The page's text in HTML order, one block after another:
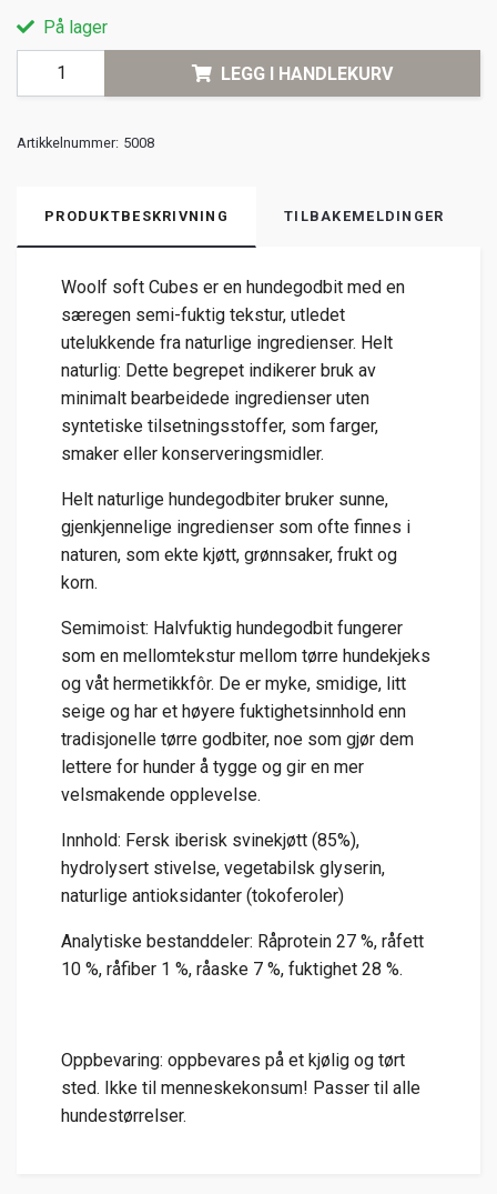
På lager
LEGG I HANDLEKURV
Artikkelnummer: 5008
PRODUKTBESKRIVNING TILBAKEMELDINGER
Woolf soft Cubes er en hundegodbit med en
særegen semi-fuktig tekstur, utledet
utelukkende fra naturlige ingredienser. Helt
naturlig: Dette begrepet indikerer bruk av
minimalt bearbeidede ingredienser uten
syntetiske tilsetningsstoffer, som farger,
smaker eller konserveringsmidler.
Helt naturlige hundegodbiter bruker sunne,
gjenkjennelige ingredienser som ofte finnes i
naturen, som ekte kjøtt, grønnsaker, frukt og
korn.
Semimoist: Halvfuktig hundegodbit fungerer
som en mellomtekstur mellom tørre hundekjeks
og våt hermetikkfôr. De er myke, smidige, litt
seige og har et høyere fuktighetsinnhold enn
tradisjonelle tørre godbiter, noe som gjør dem
lettere for hunder å tygge og gir en mer
velsmakende opplevelse.
Innhold: Fersk iberisk svinekjøtt (85%),
hydrolysert stivelse, vegetabilsk glyserin,
naturlige antioksidanter (tokoferoler)
Analytiske bestanddeler: Råprotein 27 %, råfett
10 %, råfiber 1 %, råaske 7 %, fuktighet 28 %.
Oppbevaring: oppbevares på et kjølig og tørt
sted. Ikke til menneskekonsum! Passer til alle
hundestørrelser.